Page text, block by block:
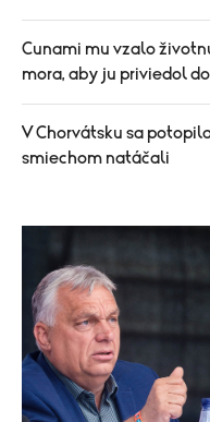
Cunami mu vzalo
mora, aby ju priviedol
V Chorvátsku sa
smiechom natáčali